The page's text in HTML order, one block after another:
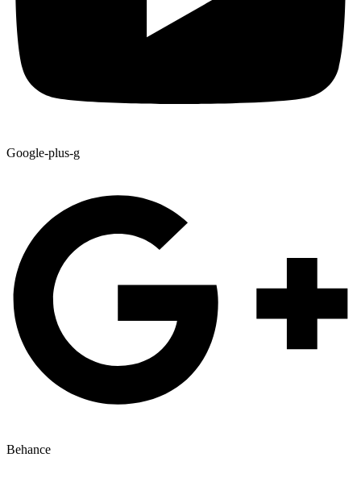
Google-plus-g
Behance